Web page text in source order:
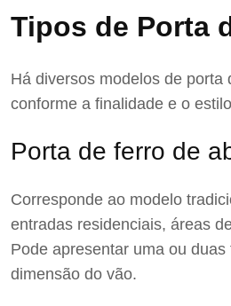
Tipos de Porta
Há diversos modelos de porta
conforme a finalidade e o
Porta de ferro de
Corresponde ao modelo
entradas residenciais, áreas
Pode apresentar uma ou
dimensão do vão.